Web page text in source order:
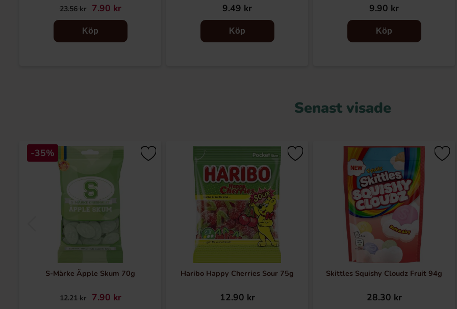
23.56 kr 7.90 kr
Köp
9.49 kr
Köp
9.90 kr
Köp
Senast visade
-35%
S-Märke Äpple Skum 70g
12.21 kr 7.90 kr
Haribo Happy Cherries Sour 75g
12.90 kr
Skittles Squishy Cloudz Fruit 94g
28.30 kr